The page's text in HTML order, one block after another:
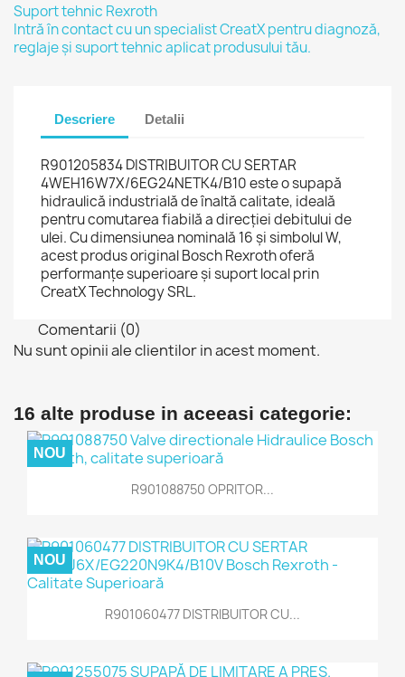
Suport tehnic Rexroth
Intră în contact cu un specialist CreatX pentru diagnoză,
reglaje și suport tehnic aplicat produsului tău.
Descriere Detalii
R901205834 DISTRIBUITOR CU SERTAR
4WEH16W7X/6EG24NETK4/B10 este o supapă
hidraulică industrială de înaltă calitate, ideală
pentru comutarea fiabilă a direcției debitului de
ulei. Cu dimensiunea nominală 16 și simbolul W,
acest produs original Bosch Rexroth oferă
performanțe superioare și suport local prin
CreatX Technology SRL.
Comentarii (0)
Nu sunt opinii ale clientilor in acest moment.
16 alte produse in aceeasi categorie:
R901088750 OPRITOR...
NOU
R901060477 DISTRIBUITOR CU...
NOU